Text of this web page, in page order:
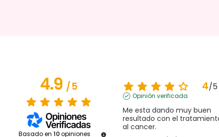
4.9/5
Basado en 10 opiniones
4/5
Opinión verificada
Me esta dando muy buen
resultado con el
al cancer.